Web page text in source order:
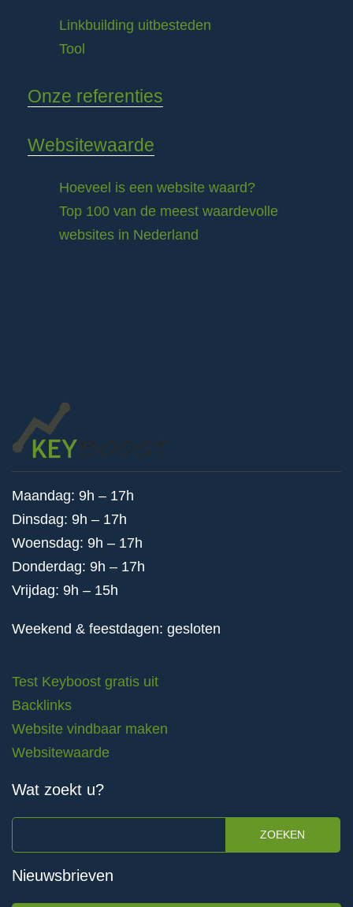
Linkbuilding uitbesteden
Tool
Onze referenties
Websitewaarde
Hoeveel is een website waard?
Top 100 van de meest waardevolle
websites in Nederland
Maandag: 9h – 17h
Dinsdag: 9h – 17h
Woensdag: 9h – 17h
Donderdag: 9h – 17h
Vrijdag: 9h – 15h
Weekend & feestdagen: gesloten
Test Keyboost gratis uit
Backlinks
Website vindbaar maken
Websitewaarde
Wat zoekt u?
ZOEKEN
Nieuwsbrieven